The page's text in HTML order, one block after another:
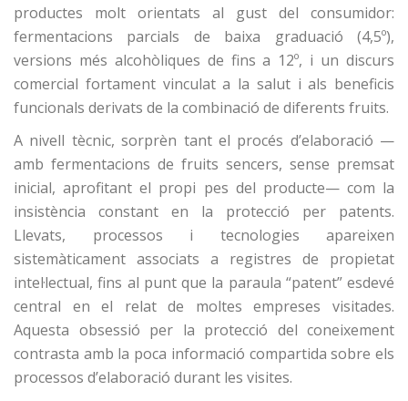
productes molt orientats al gust del consumidor:
fermentacions parcials de baixa graduació (4,5º),
versions més alcohòliques de fins a 12º, i un discurs
comercial fortament vinculat a la salut i als beneficis
funcionals derivats de la combinació de diferents fruits.
A nivell tècnic, sorprèn tant el procés d’elaboració —
amb fermentacions de fruits sencers, sense premsat
inicial, aprofitant el propi pes del producte— com la
insistència constant en la protecció per patents.
Llevats, processos i tecnologies apareixen
sistemàticament associats a registres de propietat
intel·lectual, fins al punt que la paraula “patent” esdevé
central en el relat de moltes empreses visitades.
Aquesta obsessió per la protecció del coneixement
contrasta amb la poca informació compartida sobre els
processos d’elaboració durant les visites.